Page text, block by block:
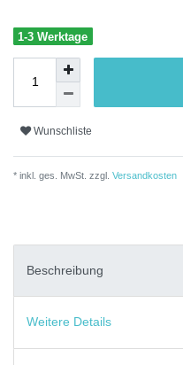
1-3 Werktage
Wunschliste
* inkl. ges. MwSt. zzgl. Versandkosten
Beschreibung
Weitere Details